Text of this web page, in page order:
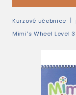
Kurzové učebnice
Mimi's Wheel Level